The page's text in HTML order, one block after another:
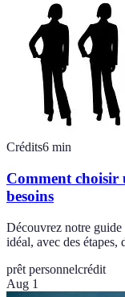
Crédits6 min
Comment choisir
besoins
Découvrez notre
idéal, avec des étapes,
prêt personnelcrédit
Aug 1